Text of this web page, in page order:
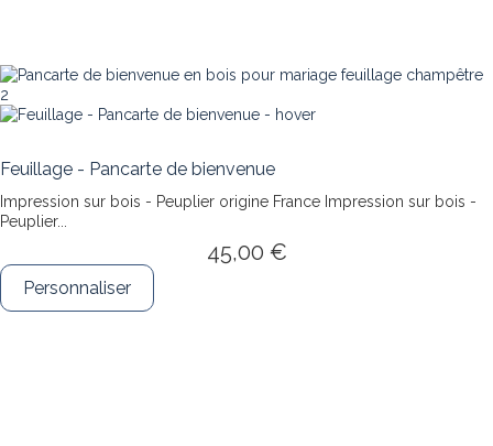
Feuillage - Pancarte de bienvenue
Impression sur bois - Peuplier origine France Impression sur bois -
Peuplier...
45,00 €
Personnaliser